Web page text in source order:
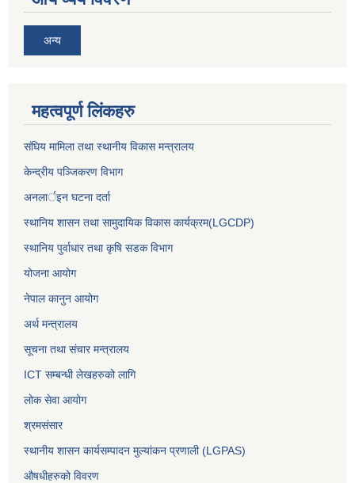
अन्य
महत्वपूर्ण लिंकहरु
संघिय मामिला तथा स्थानीय विकास मन्त्रालय
केन्द्रीय पञ्जिकरण विभाग
अनलार्इन घटना दर्ता
स्थानिय शासन तथा सामुदायिक विकास कार्यक्रम(LGCDP)
स्थानिय पुर्वाधार तथा कृषि सडक विभाग
योजना आयोग
नेपाल कानुन आयोग
अर्थ मन्त्रालय
सूचना तथा संचार मन्त्रालय
ICT सम्बन्धी लेखहरुको लागि
लोक सेवा आयोग
श्रमसंसार
स्थानीय शासन कार्यसम्पादन मुल्यांकन प्रणाली (LGPAS)
औषधीहरुको विवरण